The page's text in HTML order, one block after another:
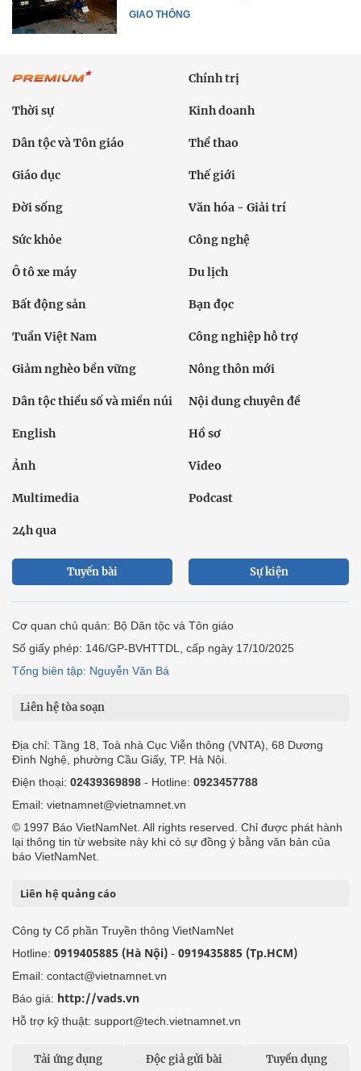
GIAO THÔNG
Chính trị
Thời sự Kinh doanh
Dân tộc và Tôn giáo Thể thao
Giáo dục Thế giới
Đời sống Văn hóa - Giải trí
Sức khỏe Công nghệ
Ô tô xe máy Du lịch
Bất động sản Bạn đọc
Tuần Việt Nam Công nghiệp hỗ trợ
Giảm nghèo bền vững Nông thôn mới
Dân tộc thiểu số và miền núi Nội dung chuyên đề
English Hồ sơ
Ảnh Video
Multimedia Podcast
24h qua
Tuyến bài Sự kiện
Cơ quan chủ quản: Bộ Dân tộc và Tôn giáo
Số giấy phép: 146/GP-BVHTTDL, cấp ngày 17/10/2025
Tổng biên tập: Nguyễn Văn Bá
Liên hệ tòa soạn
Địa chỉ: Tầng 18, Toà nhà Cục Viễn thông (VNTA), 68 Dương
Đình Nghệ, phường Cầu Giấy, TP. Hà Nội.
Điện thoại: 02439369898 - Hotline: 0923457788
Email: vietnamnet@vietnamnet.vn
© 1997 Báo VietNamNet. All rights reserved. Chỉ được phát hành
lại thông tin từ website này khi có sự đồng ý bằng văn bản của
báo VietNamNet.
Liên hệ quảng cáo
Công ty Cổ phần Truyền thông VietNamNet
Hotline: 0919405885 (Hà Nội) - 0919435885 (Tp.HCM)
Email: contact@vietnamnet.vn
Báo giá: http://vads.vn
Hỗ trợ kỹ thuật: support@tech.vietnamnet.vn
Tải ứng dụng Độc giả gửi bài Tuyển dụng